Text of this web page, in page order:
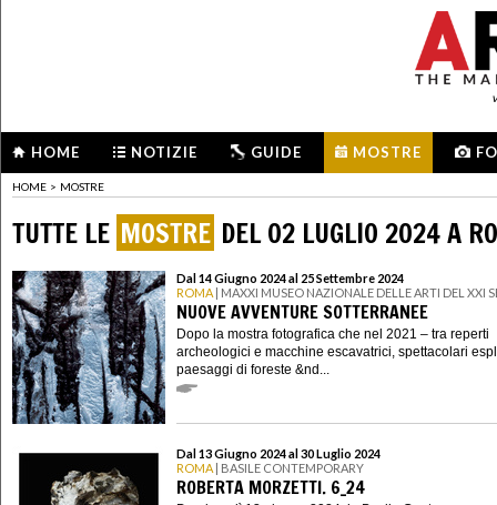
HOME NOTIZIE GUIDE MOSTRE
HOME > MOSTRE
TUTTE LE MOSTRE DEL 02 LUGLIO 2024 A
Dal 14 Giugno 2024 al 25 Settembre 2024
ROMA | MAXXI MUSEO NAZIONALE DELLE ARTI DEL XXI
NUOVE AVVENTURE SOTTERRANEE
Dopo la mostra fotografica che nel 2021 – tra reperti
archeologici e macchine escavatrici, spettacolari
paesaggi di foreste &nd...
Dal 13 Giugno 2024 al 30 Luglio 2024
ROMA | BASILE CONTEMPORARY
ROBERTA MORZETTI. 6_24